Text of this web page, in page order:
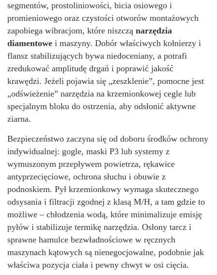
segmentów, prostoliniowości, bicia osiowego i
promieniowego oraz czystości otworów montażowych
zapobiega wibracjom, które niszczą narzędzia
diamentowe i maszyny. Dobór właściwych kołnierzy i
flansz stabilizujących bywa niedoceniany, a potrafi
zredukować amplitudę drgań i poprawić jakość
krawędzi. Jeżeli pojawia się „zeszklenie”, pomocne jest
„odświeżenie” narzędzia na krzemionkowej cegle lub
specjalnym bloku do ostrzenia, aby odsłonić aktywne
ziarna.
Bezpieczeństwo zaczyna się od doboru środków ochrony
indywidualnej: gogle, maski P3 lub systemy z
wymuszonym przepływem powietrza, rękawice
antyprzecięciowe, ochrona słuchu i obuwie z
podnoskiem. Pył krzemionkowy wymaga skutecznego
odsysania i filtracji zgodnej z klasą M/H, a tam gdzie to
możliwe – chłodzenia wodą, które minimalizuje emisję
pyłów i stabilizuje termikę narzędzia. Osłony tarcz i
sprawne hamulce bezwładnościowe w ręcznych
maszynach kątowych są nienegocjowalne, podobnie jak
właściwa pozycja ciała i pewny chwyt w osi cięcia.